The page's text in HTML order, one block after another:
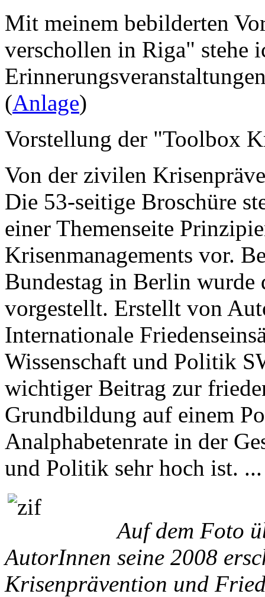
Mit meinem bebilderten
verschollen in Riga" stehe
(Anlage)
Vorstellung der "Toolbox
Von der zivilen
Die 53-seitige Broschüre
einer Themenseite
Krisenmanagements vor.
Bundestag in Berlin
vorgestellt. Erstellt von
Internationale
Wissenschaft und Politik
wichtiger Beitrag zur
Grundbildung auf einem
Analphabetenrate in der
und Politik sehr hoch ist.
Auf dem Foto
AutorInnen seine 2008
Krisenprävention und